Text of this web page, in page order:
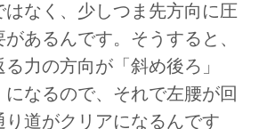
はなく、少しつま先方向に圧
あるんです。そうすると、
力の方向が「斜め後ろ」
になるので、それで左腰が回
道がクリアになるんです